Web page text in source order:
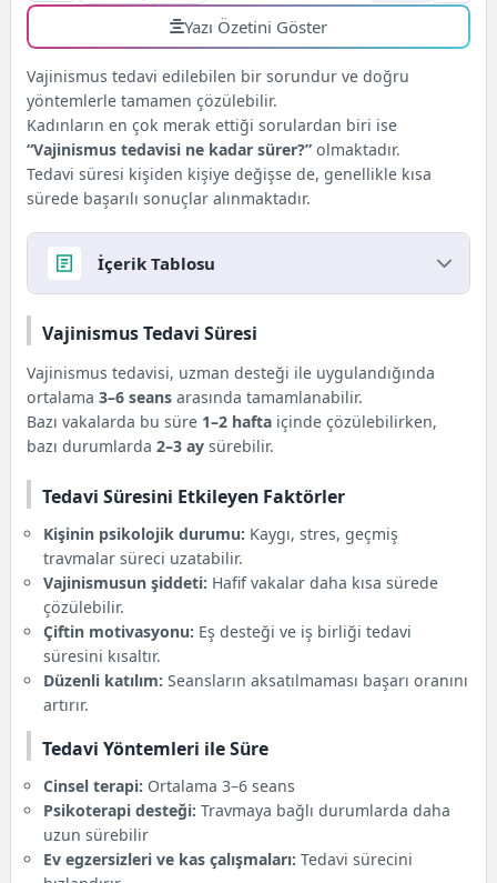
Yazı Özetini Göster
Vajinismus tedavi edilebilen bir sorundur ve doğru
yöntemlerle tamamen çözülebilir.
Kadınların en çok merak ettiği sorulardan biri ise
“Vajinismus tedavisi ne kadar sürer?” olmaktadır.
Tedavi süresi kişiden kişiye değişse de, genellikle kısa
sürede başarılı sonuçlar alınmaktadır.
İçerik Tablosu
Tedavi Süresini Etkileyen Faktörler
Tedavi Yöntemleri ile Süre
Ameliyat Merkezi Ekibi Ne Diyor?
Vajinismus Tedavi Süresi
Vajinismus tedavisi, uzman desteği ile uygulandığında
ortalama3–6 seans arasında tamamlanabilir.
Bazı vakalarda bu süre 1–2 hafta içinde çözülebilirken,
bazı durumlarda2–3 ay sürebilir.
Tedavi Süresini Etkileyen Faktörler
Kişinin psikolojik durumu: Kaygı, stres, geçmiş
travmalar süreci uzatabilir.
Vajinismusun şiddeti: Hafif vakalar daha kısa sürede
çözülebilir.
Çiftin motivasyonu: Eş desteği ve iş birliği tedavi
süresini kısaltır.
Düzenli katılım: Seansların aksatılmaması başarı oranını
artırır.
Tedavi Yöntemleri ile Süre
Cinsel terapi: Ortalama 3–6 seans
Psikoterapi desteği: Travmaya bağlı durumlarda daha
uzun sürebilir
Ev egzersizleri ve kas çalışmaları: Tedavi sürecini